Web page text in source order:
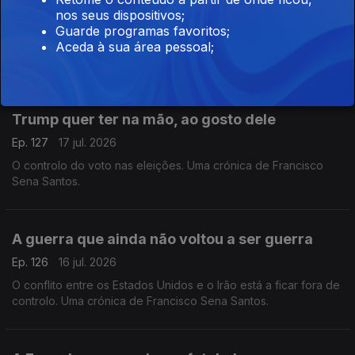
20 jul. 2026
Andy Burnham, o novo líder trabalhista, assume esta segunda-
Trump quer ter na mão, ao gosto dele
Ep. 127
17 jul. 2026
O controlo do voto nas eleições. Uma crónica de Francisco
Sena Santos.
A guerra que ainda não voltou a ser guerra
Ep. 126
16 jul. 2026
O conflito entre os Estados Unidos e o Irão está a ficar fora de
controlo. Uma crónica de Francisco Sena Santos.
nos seus dispositivos;
Guarde programas favoritos;
Aceda à sua área pessoal;